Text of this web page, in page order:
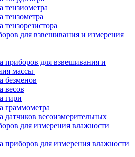
тензиометра
тензометра
тензорезистора
для взвешивания и измерения
приборов для взвешивания и
массы
безменов
весов
гири
граммометра
датчиков весоизмерительных
для измерения влажности
приборов для измерения влажности